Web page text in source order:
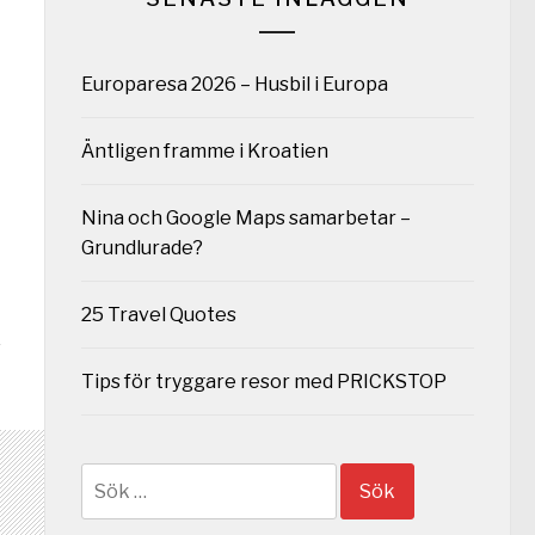
Europaresa 2026 – Husbil i Europa
Äntligen framme i Kroatien
Nina och Google Maps samarbetar –
Grundlurade?
25 Travel Quotes
Tips för tryggare resor med PRICKSTOP